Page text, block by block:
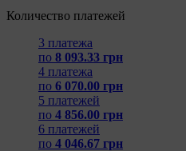
Количество платежей
3 платежа
по 8 093.33 грн
4 платежа
по 6 070.00 грн
5 платежей
по 4 856.00 грн
6 платежей
по 4 046.67 грн